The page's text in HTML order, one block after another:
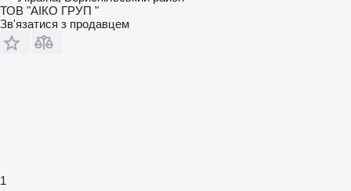
ТОВ "АІКО ГРУП "
Зв'язатися з продавцем
1